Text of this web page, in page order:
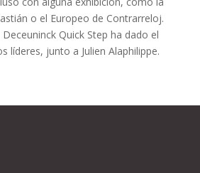
o el Europeo de Contrarreloj.
Quick Step ha dado el
líderes, junto a Julien Alaphilippe.